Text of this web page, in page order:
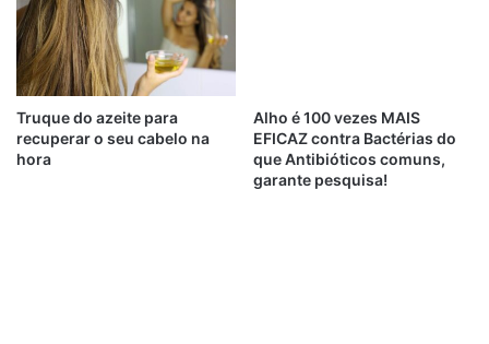
Truque do azeite para
recuperar o seu cabelo na
hora
Alho é 100 vezes MAIS
EFICAZ contra Bactérias do
que Antibióticos comuns,
garante pesquisa!